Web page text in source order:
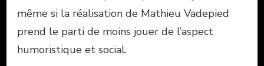
même si la réalisation de Mathieu Vadepied
prend le parti de moins jouer de l’aspect
humoristique et social.